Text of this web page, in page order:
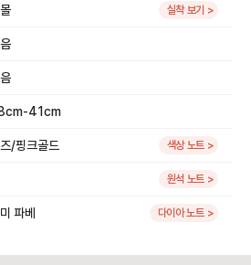
실착 보기 >
41cm
/핑크골드 색상 노트 >
원석 노트 >
파베 다이아 노트 >